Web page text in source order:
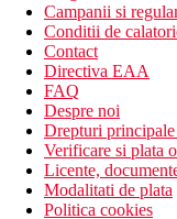
centru SPA
coafor
Descrierea plajei
bar pe plaja
sezlonguri
prosoape
Activitati gratuite
gimnastica
Campanii si
Conditii de
Contact
Directiva EAA
FAQ
Despre noi
Drepturi
Verificare si plata
Licente,
Modalitati de plata
Politica cookies